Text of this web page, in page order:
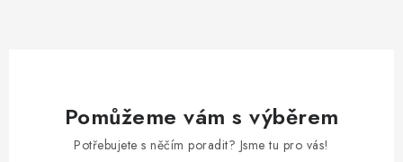
Pomůžeme vám s výběrem
Potřebujete s něčím poradit? Jsme tu pro vás!